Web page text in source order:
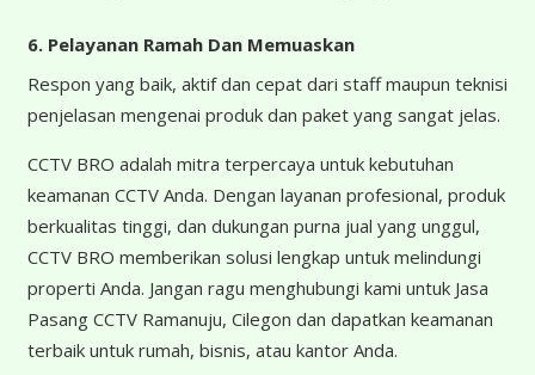
6. Pelayanan Ramah Dan Memuaskan
Respon yang baik, aktif dan cepat dari staff maupun teknisi
penjelasan mengenai produk dan paket yang sangat jelas.
CCTV BRO adalah mitra terpercaya untuk kebutuhan
keamanan CCTV Anda. Dengan layanan profesional, produk
berkualitas tinggi, dan dukungan purna jual yang unggul,
CCTV BRO memberikan solusi lengkap untuk melindungi
properti Anda. Jangan ragu menghubungi kami untuk Jasa
Pasang CCTV Ramanuju, Cilegon dan dapatkan keamanan
terbaik untuk rumah, bisnis, atau kantor Anda.